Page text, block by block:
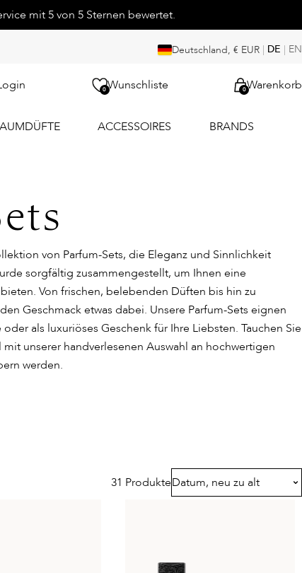
mit 5 von 5 Sternen bewertet.
Deutschland, € EUR | DE | EN
0Wunschliste 0Warenkorb
ACCESSOIRES BRANDS
von Parfum-Sets, die Eleganz und Sinnlichkeit
sorgfältig zusammengestellt, um Ihnen eine
Von frischen, belebenden Düften bis hin zu
Geschmack etwas dabei. Unsere Parfum-Sets eignen
als luxuriöses Geschenk für Ihre Liebsten. Tauchen Sie
unserer handverlesenen Auswahl an hochwertigen
werden.
31 ProdukteDatum, neu zu alt